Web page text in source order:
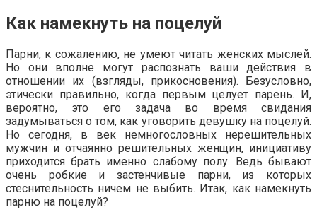
Как намекнуть на поцелуй
Парни, к сожалению, не умеют читать женских мыслей.
Но они вполне могут распознать ваши действия в
отношении их (взгляды, прикосновения). Безусловно,
этически правильно, когда первым целует парень. И,
вероятно, это его задача во время свидания
задумываться о том, как уговорить девушку на поцелуй.
Но сегодня, в век немногословных нерешительных
мужчин и отчаянно решительных женщин, инициативу
приходится брать именно слабому полу. Ведь бывают
очень робкие и застенчивые парни, из которых
стеснительность ничем не выбить. Итак, как намекнуть
парню на поцелуй?